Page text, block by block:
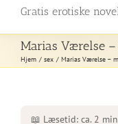
Gratis erotiske
Marias Værelse –
Hjem sex Marias Værelse –
📖 Læsetid: ca. 2